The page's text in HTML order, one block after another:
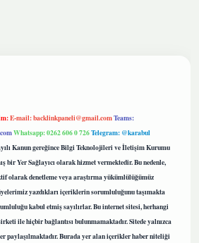
E-mail:backlinkpaneli@gmail.comTeams:
Whatsapp: 0262 606 0 726Telegram: @karabul
Kanun gereğince Bilgi Teknolojileri ve İletişim Kurumu
bir Yer Sağlayıcı olarak hizmet vermektedir. Bu nedenle,
olarak denetleme veya araştırma yükümlülüğümüz
yazdıkları içeriklerin sorumluluğunu taşımakta
kabul etmiş sayılırlar. Bu internet sitesi, herhangi
ile hiçbir bağlantısı bulunmamaktadır. Sitede yalnızca
paylaşılmaktadır. Burada yer alan içerikler haber niteliği